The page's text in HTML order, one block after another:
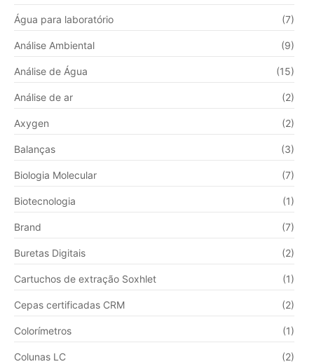
Água para laboratório (7)
Análise Ambiental (9)
Análise de Água (15)
Análise de ar (2)
Axygen (2)
Balanças (3)
Biologia Molecular (7)
Biotecnologia (1)
Brand (7)
Buretas Digitais (2)
Cartuchos de extração Soxhlet (1)
Cepas certificadas CRM (2)
Colorímetros (1)
Colunas LC (2)